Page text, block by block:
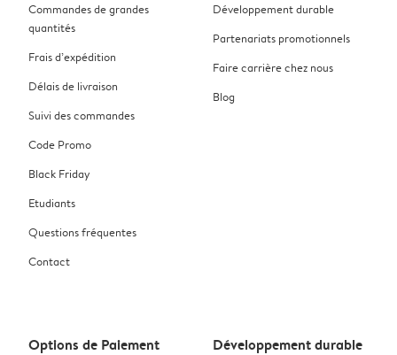
Commandes de grandes
quantités
Frais d’expédition
Délais de livraison
Suivi des commandes
Code Promo
Black Friday
Etudiants
Questions fréquentes
Contact
Développement durable
Partenariats promotionnels
Faire carrière chez nous
Blog
Options de Paiement Développement durable